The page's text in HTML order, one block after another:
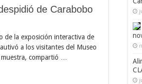
de Carabobo
de la exposición interactiva de
a los visitantes del Museo
compartió …